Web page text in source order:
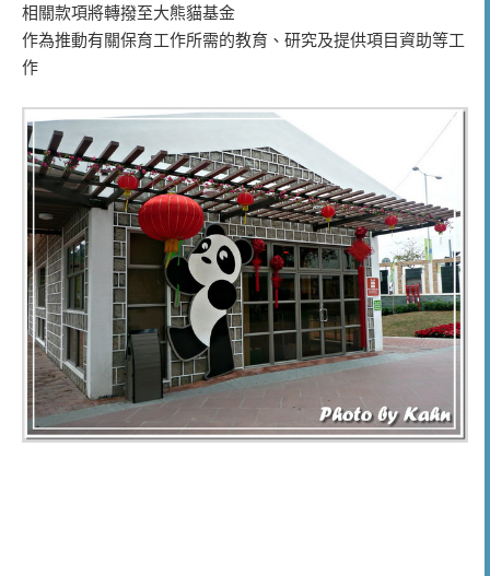
相關款項將轉撥至大熊貓基金
作為推動有關保育工作所需的教育、研究及提供項目資助等工
作